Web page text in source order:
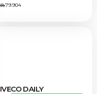
79.904
IVECO DAILY